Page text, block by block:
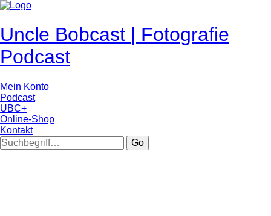
Uncle Bobcast | Fotografie
Podcast
Mein Konto
Podcast
UBC+
Online-Shop
Kontakt
Go